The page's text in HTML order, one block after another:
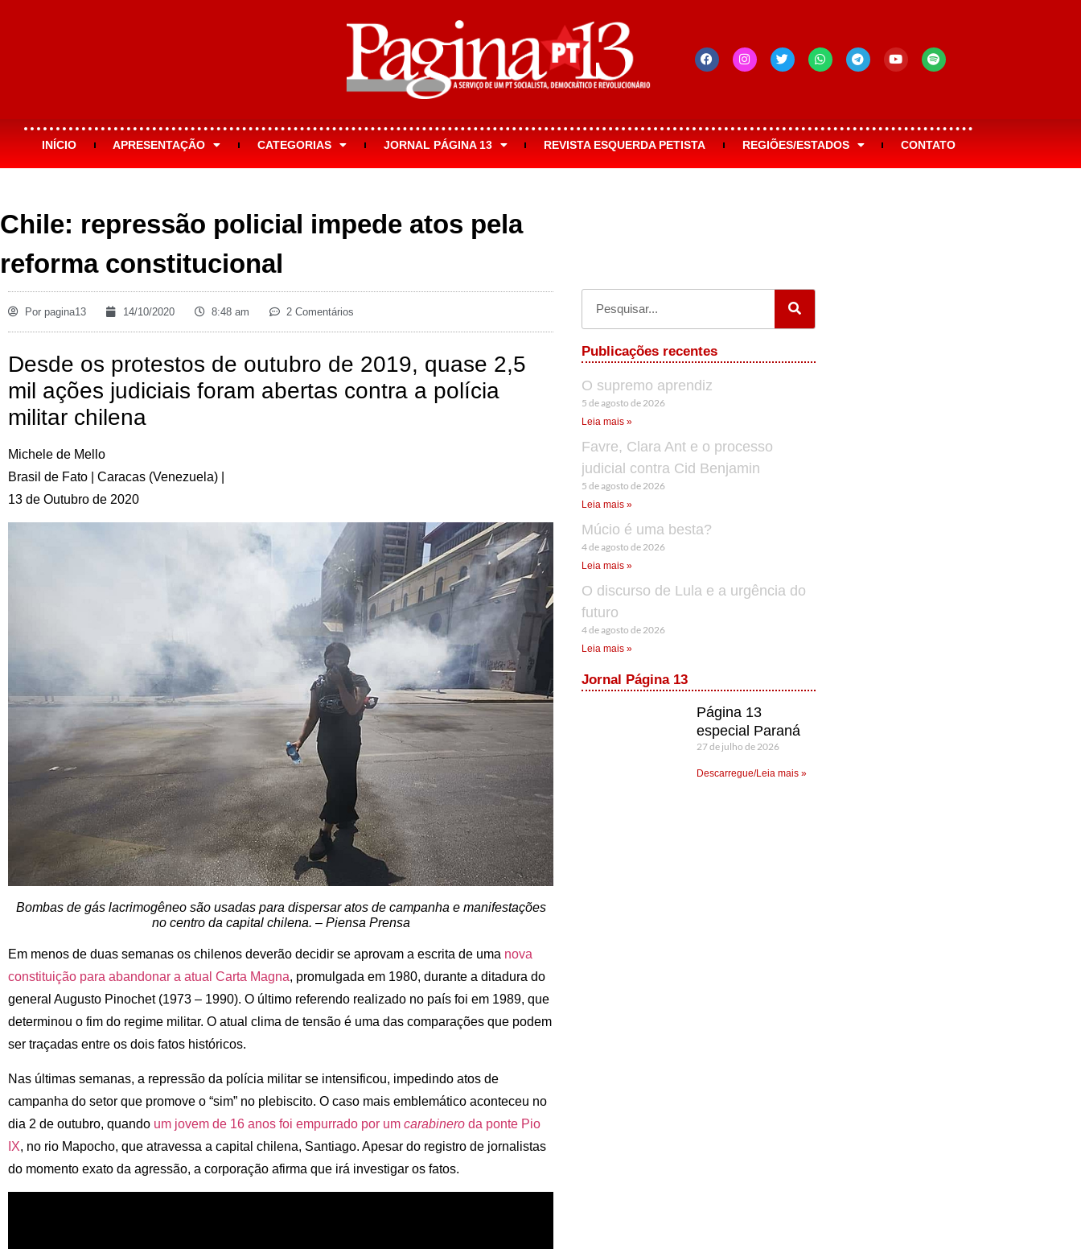
INÍCIO APRESENTAÇÃO CATEGORIAS JORNAL PÁGINA 13 REVISTA ESQUERDA PETISTA REGIÕES/ESTADOS CONTATO
Chile: repressão policial impede atos pela
reforma constitucional
Por pagina13 14/10/2020 8:48 am 2 Comentários
Desde os protestos de outubro de 2019, quase 2,5
mil ações judiciais foram abertas contra a polícia
militar chilena
Michele de Mello
Brasil de Fato | Caracas (Venezuela) |
13 de Outubro de 2020
Bombas de gás lacrimogêneo são usadas para dispersar atos de campanha e manifestações
no centro da capital chilena. – Piensa Prensa
Em menos de duas semanas os chilenos deverão decidir se aprovam a escrita de uma nova
constituição para abandonar a atual Carta Magna, promulgada em 1980, durante a ditadura do
general Augusto Pinochet (1973 – 1990). O último referendo realizado no país foi em 1989, que
determinou o fim do regime militar. O atual clima de tensão é uma das comparações que podem
ser traçadas entre os dois fatos históricos.
Nas últimas semanas, a repressão da polícia militar se intensificou, impedindo atos de
campanha do setor que promove o “sim” no plebiscito. O caso mais emblemático aconteceu no
dia 2 de outubro, quando um jovem de 16 anos foi empurrado por um carabinero da ponte Pio
X, no rio Mapocho, que atravessa a capital chilena, Santiago. Apesar do registro de jornalistas
do momento exato da agressão, a corporação afirma que irá investigar os fatos.
Publicações recentes
O supremo aprendiz
5 de agosto de 2026
Leia mais »
Favre, Clara Ant e o processo
judicial contra Cid Benjamin
5 de agosto de 2026
Leia mais »
Múcio é uma besta?
4 de agosto de 2026
Leia mais »
O discurso de Lula e a urgência do
futuro
4 de agosto de 2026
Leia mais »
Jornal Página 13
Página 13
especial Paraná
27 de julho de 2026
Descarregue/Leia mais »